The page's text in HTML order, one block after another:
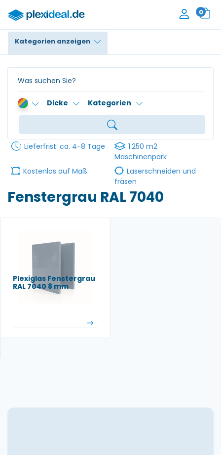
0
Kategorien anzeigen
Plexiglas®
Polycarbonat
HPL / Trespa®
Alupanel / Dibond®
PVC Schaum
Zubehör
Kontakt
Dicke Kategorien
Lieferfrist: ca. 4-8 Tage
1.250 m2
Maschinenpark
Kostenlos auf Maß
Laserschneiden und
fräsen
Fenstergrau RAL 7040
Plexiglas Fenstergrau
RAL 7040 8 mm